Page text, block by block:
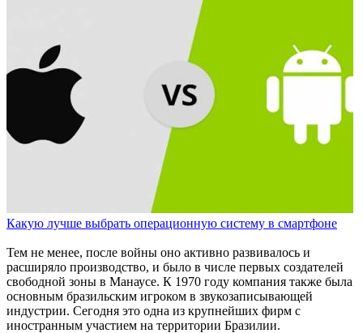
Какую лучше выбрать операционную систему в смартфоне
Тем не менее, после войны оно активно развивалось и
расширяло производство, и было в числе первых создателей
свободной зоны в Манаусе. К 1970 году компания также была
основным бразильским игроком в звукозаписывающей
индустрии. Сегодня это одна из крупнейших фирм с
иностранным участием на территории Бразилии.